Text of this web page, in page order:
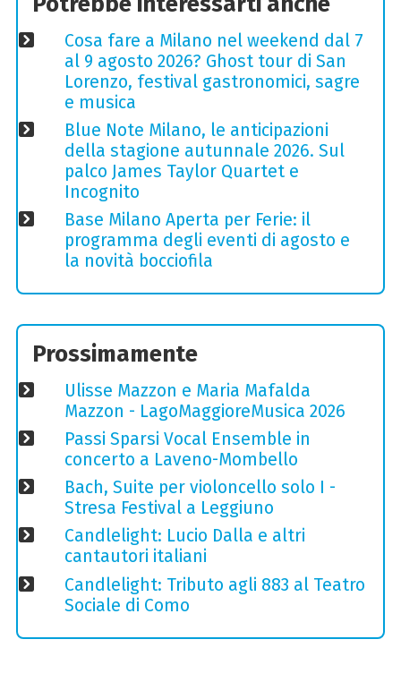
Cosa fare a Milano nel weekend dal 7
al 9 agosto 2026? Ghost tour di San
Lorenzo, festival gastronomici, sagre
e musica
Blue Note Milano, le anticipazioni
della stagione autunnale 2026. Sul
palco James Taylor Quartet e
Incognito
Base Milano Aperta per Ferie: il
programma degli eventi di agosto e
la novità bocciofila
Prossimamente
Ulisse Mazzon e Maria Mafalda
Mazzon - LagoMaggioreMusica 2026
Passi Sparsi Vocal Ensemble in
concerto a Laveno-Mombello
Bach, Suite per violoncello solo I -
Stresa Festival a Leggiuno
Candlelight: Lucio Dalla e altri
cantautori italiani
Candlelight: Tributo agli 883 al Teatro
Sociale di Como